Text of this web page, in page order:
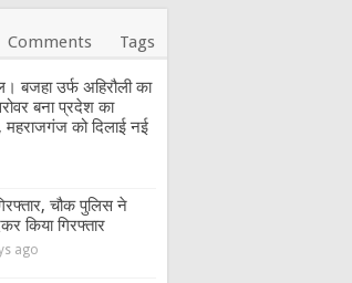
Comments Tags
बजहा उर्फ अहिरौली का
बना प्रदेश का
को दिलाई नई
चौक पुलिस ने
किया गिरफ्तार
ago